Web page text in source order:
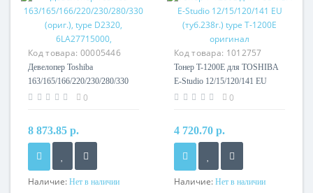
Код товара: 00005446
Девелопер Toshiba
163/165/166/220/230/280/330
(ориг.), type D2320,
0
8 873.85 р.
Наличие: Нет в наличии
Код товара: 1012757
Тонер T-1200E для TOSHIBA
E-Studio 12/15/120/141 EU
(туб.238г.) type T-1200E
0
4 720.70 р.
Наличие: Нет в наличии